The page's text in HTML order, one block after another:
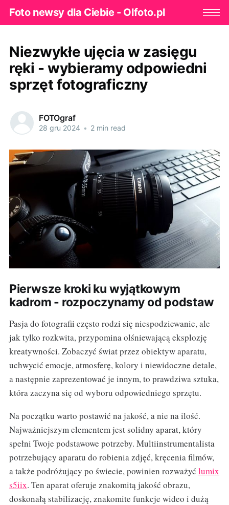
Foto newsy dla Ciebie - Olfoto.pl
Niezwykłe ujęcia w zasięgu
ręki - wybieramy odpowiedni
sprzęt fotograficzny
FOTOgraf
28 gru 2024 • 2 min read
Pierwsze kroki ku wyjątkowym
kadrom - rozpoczynamy od podstaw
Pasja do fotografii często rodzi się niespodziewanie, ale
jak tylko rozkwita, przypomina olśniewającą eksplozję
kreatywności. Zobaczyć świat przez obiektyw aparatu,
uchwycić emocje, atmosferę, kolory i niewidoczne detale,
a następnie zaprezentować je innym, to prawdziwa sztuka,
która zaczyna się od wyboru odpowiedniego sprzętu.
Na początku warto postawić na jakość, a nie na ilość.
Najważniejszym elementem jest solidny aparat, który
spełni Twoje podstawowe potrzeby. Multiinstrumentalista
potrzebujący aparatu do robienia zdjęć, kręcenia filmów,
a także podróżujący po świecie, powinien rozważyć lumix
s5iix. Ten aparat oferuje znakomitą jakość obrazu,
doskonałą stabilizację, znakomite funkcje wideo i dużą